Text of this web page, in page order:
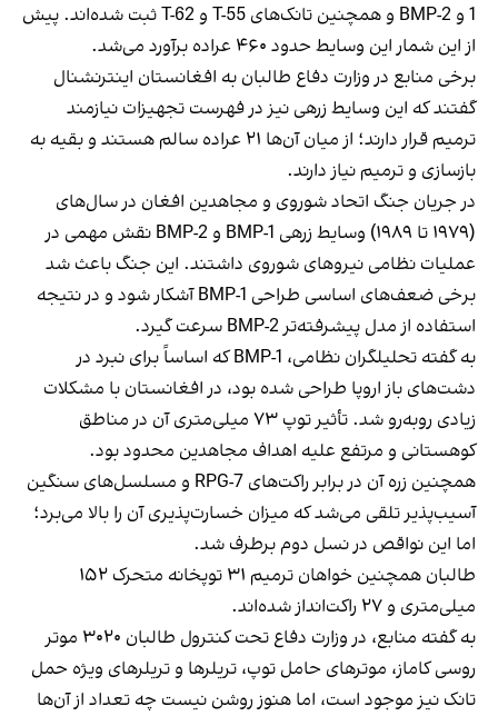
1 و BMP-2 و همچنین تانک‌های T-55 و T-62 ثبت شده‌اند. پیش
از این شمار این وسایط حدود ۴۶۰ عراده برآورد می‌شد.
برخی منابع در وزارت دفاع طالبان به افغانستان اینترنشنال
گفتند که این وسایط زرهی نیز در فهرست تجهیزات نیازمند
ترمیم قرار دارند؛ از میان آن‌ها ۲۱ عراده سالم هستند و بقیه به
بازسازی و ترمیم نیاز دارند.
در جریان جنگ اتحاد شوروی و مجاهدین افغان در سال‌های
(۱۹۷۹ تا ۱۹۸۹) وسایط زرهی BMP-1 و BMP-2 نقش مهمی در
عملیات نظامی نیروهای شوروی داشتند. این جنگ باعث شد
برخی ضعف‌های اساسی طراحی BMP-1 آشکار شود و در نتیجه
استفاده از مدل پیشرفته‌تر BMP-2 سرعت گیرد.
به گفته تحلیلگران نظامی، BMP-1 که اساساً برای نبرد در
دشت‌های باز اروپا طراحی شده بود، در افغانستان با مشکلات
زیادی روبه‌رو شد. تأثیر توپ ۷۳ میلی‌متری آن در مناطق
کوهستانی و مرتفع علیه اهداف مجاهدین محدود بود.
همچنین زره آن در برابر راکت‌های RPG-7 و مسلسل‌های سنگین
آسیب‌پذیر تلقی می‌شد که میزان خسارت‌پذیری آن را بالا می‌برد؛
اما این نواقص در نسل دوم برطرف شد.
طالبان همچنین خواهان ترمیم ۳۱ توپخانه متحرک ۱۵۲
میلی‌متری و ۲۷ راکت‌انداز شده‌اند.
به گفته منابع، در وزارت دفاع تحت کنترول طالبان ۳۰۲۰ موتر
روسی کاماز، موترهای حامل توپ، تریلرها و تریلرهای ویژه حمل
تانک نیز موجود است، اما هنوز روشن نیست چه تعداد از آن‌ها